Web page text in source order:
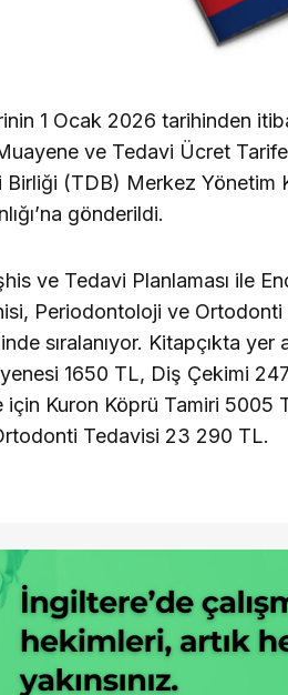
1 Ocak 2026 tarihinden
ve Tedavi Ücret
Birliği (TDB) Merkez Yönetim
gönderildi.
ve Tedavi Planlaması ile
Periodontoloji ve
sıralanıyor. Kitapçıkta
1650 TL, Diş Çekimi
Kuron Köprü Tamiri 5005
Tedavisi 23 290 TL.